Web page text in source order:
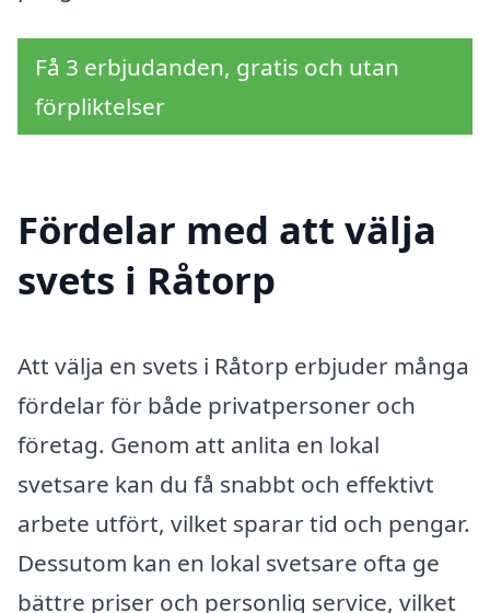
Få 3 erbjudanden, gratis och utan
förpliktelser
Fördelar med att välja
svets i Råtorp
Att välja en svets i Råtorp erbjuder många
fördelar för både privatpersoner och
företag. Genom att anlita en lokal
svetsare kan du få snabbt och effektivt
arbete utfört, vilket sparar tid och pengar.
Dessutom kan en lokal svetsare ofta ge
bättre priser och personlig service, vilket